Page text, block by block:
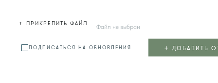
+ ПРИКРЕПИТЬ ФАЙЛ Файл не выбран
ПОДПИСАТЬСЯ НА ОБНОВЛЕНИЯ + ДОБАВИТЬ